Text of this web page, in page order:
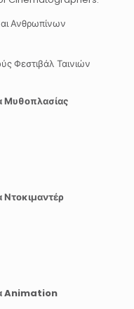
Ανθρωπίνων
Φεστιβάλ Ταινιών
Μυθοπλασίας
Ντοκιμαντέρ
Animation